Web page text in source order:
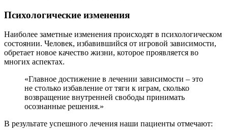
Психологические изменения
Наиболее заметные изменения происходят в психологическом
состоянии. Человек, избавившийся от игровой зависимости,
обретает новое качество жизни, которое проявляется во
многих аспектах.
«Главное достижение в лечении зависимости – это
не столько избавление от тяги к играм, сколько
возвращение внутренней свободы принимать
осознанные решения.»
В результате успешного лечения наши пациенты отмечают: